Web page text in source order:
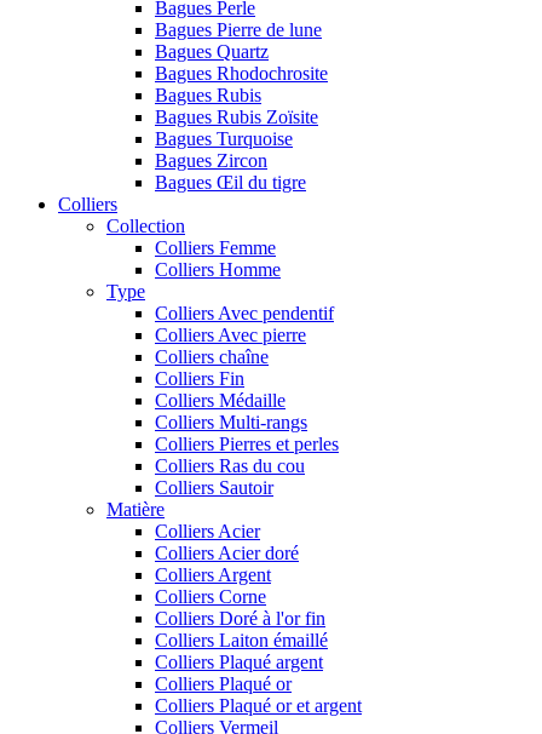
Bagues Perle
Bagues Pierre de lune
Bagues Quartz
Bagues Rhodochrosite
Bagues Rubis
Bagues Rubis Zoïsite
Bagues Turquoise
Bagues Zircon
Bagues Œil du tigre
Colliers
Collection
Colliers Femme
Colliers Homme
Type
Colliers Avec pendentif
Colliers Avec pierre
Colliers chaîne
Colliers Fin
Colliers Médaille
Colliers Multi-rangs
Colliers Pierres et perles
Colliers Ras du cou
Colliers Sautoir
Matière
Colliers Acier
Colliers Acier doré
Colliers Argent
Colliers Corne
Colliers Doré à l'or fin
Colliers Laiton émaillé
Colliers Plaqué argent
Colliers Plaqué or
Colliers Plaqué or et argent
Colliers Vermeil